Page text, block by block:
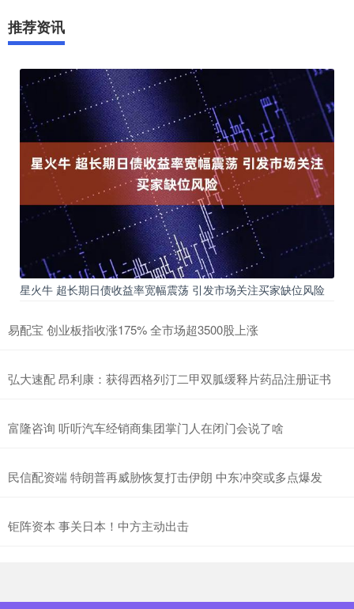
推荐资讯
星火牛 超长期日债收益率宽幅震荡 引发市场关注买家缺位风险
易配宝 创业板指收涨175% 全市场超3500股上涨
弘大速配 昂利康：获得西格列汀二甲双胍缓释片药品注册证书
富隆咨询 听听汽车经销商集团掌门人在闭门会说了啥
民信配资端 特朗普再威胁恢复打击伊朗 中东冲突或多点爆发
钜阵资本 事关日本！中方主动出击